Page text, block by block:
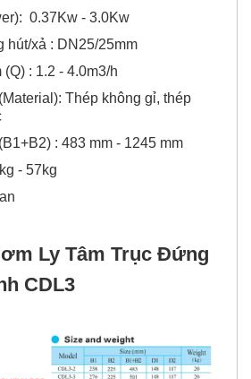
0.37Kw - 3.0Kw
xả : DN25/25mm
: 1.2 - 4.0m3/h
Thép không gỉ, thép
: 483 mm - 1245 mm
- 57kg
Ly Tâm Trục Đứng
CDL3